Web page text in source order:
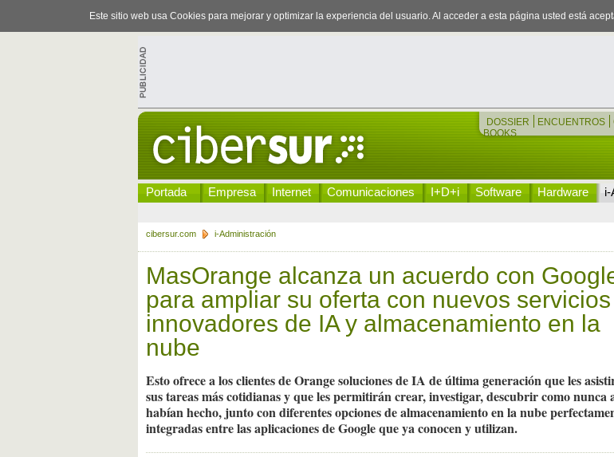
Este sitio web usa Cookies para mejorar y optimizar la experiencia del usuario. Al acceder a esta página usted está
DOSSIER ENCUENTROS
BOOKS
Portada Empresa Internet Comunicaciones I+D+i Software Hardware i-
cibersur.com i-Administración
MasOrange alcanza un acuerdo con
para ampliar su oferta con nuevos servicios
innovadores de IA y almacenamiento en la
nube
Esto ofrece a los clientes de Orange soluciones de IA de última generación que les
sus tareas más cotidianas y que les permitirán crear, investigar, descubrir como nunca
habían hecho, junto con diferentes opciones de almacenamiento en la nube
integradas entre las aplicaciones de Google que ya conocen y utilizan.